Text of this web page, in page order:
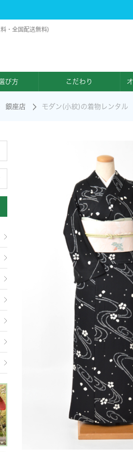
・全国配送無料)
び方 こだわり
銀座店 モダン(小紋)の着物レンタル